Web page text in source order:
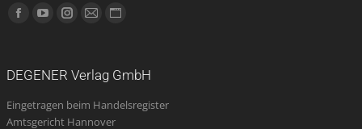
Finden Sie uns auf:
Facebook
new
YouTube
new
Instagram
new
E-
opens
in
Website
new
DEGENER Verlag GmbH
Eingetragen beim Handelsregister
Amtsgericht Hannover